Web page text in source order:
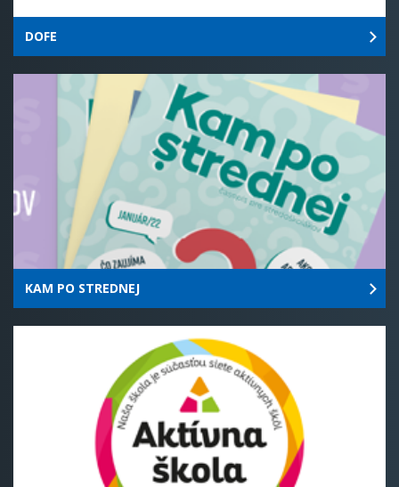
DOFE
KAM PO STREDNEJ